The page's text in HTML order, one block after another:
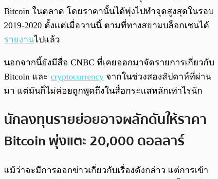
Bitcoin ในตลาด โดยราคานั้นได้พุ่งไปทำจุดสูงสุดในรอบ
2019-2020 ตั้งแต่เมื่อวานนี้ ตามที่ทางสยามบล็อกเชนได้
รายงานไปแล้ว
นอกจากนี้ยังมีสื่อ CNBC ที่เคยออกมาจัดรายการเกี่ยวกับ
Bitcoin และ cryptocurrency จากในช่วงสองสัปดาห์ที่ผ่าน
มา แต่มันก็ไม่ค่อยถูกพูดถึงในสื่อกระแสหลักเท่าไรนัก
นักลงทุนรายย่อยอาจผลักดันให้ราคา
Bitcoin พุ่งแตะ 20,000 ดอลลาร์
แม้ว่าจะมีการออกข่าวเกี่ยวกับเรื่องดังกล่าว แต่การเข้า